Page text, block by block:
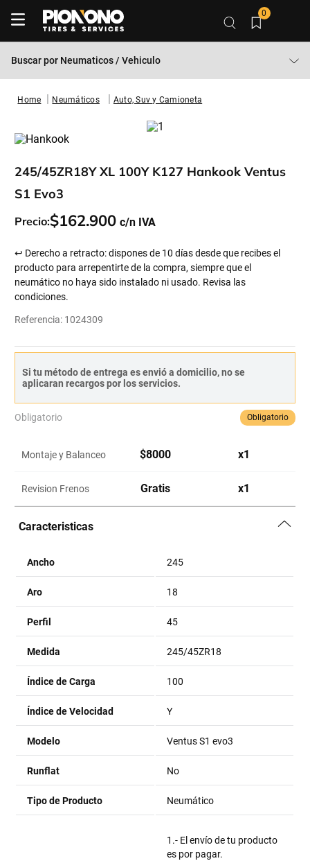
0
Buscar por Neumaticos / Vehiculo
Neumáticos Auto, Suv y Camioneta
245/45ZR18Y XL 100Y K127 Hankook Ventus
S1 Evo3
Precio:$162.900
↩ Derecho a retracto: dispones de 10 días desde que recibes el
producto para arrepentirte de la compra, siempre que el
neumático no haya sido instalado ni usado. Revisa las
condiciones.
Referencia: 1024309
Si tu método de entrega es envió a domicilio, no se
aplicaran recargos por los servicios.
Obligatorio Obligatorio
Montaje y Balanceo $8000 x1
Revision Frenos Gratis x1
Caracteristicas
Ancho 245
Aro 18
Perfil 45
Medida 245/45ZR18
Índice de Carga 100
Índice de Velocidad Y
Modelo Ventus S1 evo3
Runflat No
Tipo de Producto Neumático
1.- El envío de tu producto
es por pagar.